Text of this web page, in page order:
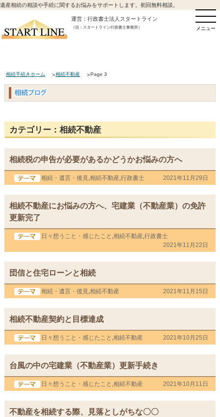
遺産相続の相談や手続に関するお悩みをサポートします。初回無料相談。
運営：行政書士法人スタートライン
（旧：スタートライン行政書士事務所） メニュー
相続手続きホーム 相続不動産 Page 3
カテゴリー：相続不動産
相続税の申告が必要があるかどうかお悩みの方へ
相続・遺言・後見,相続不動産,行政書士 2021年11月29日
相続不動産にお悩みの方へ、宅建業（不動産業）の免許
更新完了
日々想うこと・感じたこと ,相続不動産,行政書士
2021年11月22日
団信と住宅ローンと相続
相続・遺言・後見,相続不動産 2021年11月15日
相続不動産契約と目標達成
日々想うこと・感じたこと ,相続不動産 2021年10月25日
台風の中の宅建業（不動産業）更新手続き
日々想うこと・感じたこと ,相続不動産 2021年10月11日
不動産を相続する際、見落としがちな〇〇